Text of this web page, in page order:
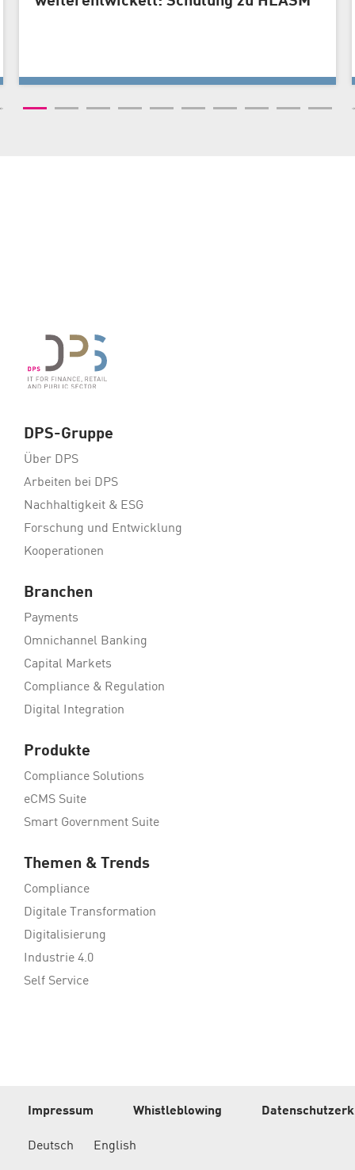
DPS-Gruppe
Über DPS
Arbeiten bei DPS
Nachhaltigkeit & ESG
Forschung und Entwicklung
Kooperationen
Branchen
Payments
Omnichannel Banking
Capital Markets
Compliance & Regulation
Digital Integration
Produkte
Compliance Solutions
eCMS Suite
Smart Government Suite
Themen & Trends
Compliance
Digitale Transformation
Digitalisierung
Industrie 4.0
Self Service
Impressum Whistleblowing
Deutsch English